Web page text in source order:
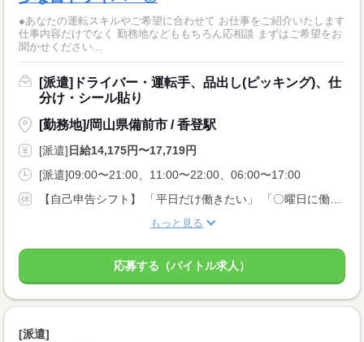
●あなたの運転スキルやご希望に合わせて お仕事をご紹介いたします
仕事内容だけでなく 勤務地などももちろん応相談 まずはご希望をお
聞かせください...
[派遣]ドライバー・運転手、品出し(ピッキング)、仕
分け・シール貼り
[勤務地]/岡山県備前市 / 香登駅
[派遣] 日給14,175円〜17,719円
[派遣]09:00〜21:00、11:00〜22:00、06:00〜17:00
【自己申告シフト】 「平日だけ働きたい」 「〇曜日に働きたい」 など、働き方は自分で選べます。 曜日・時間についてのご希望も 面談の際に教えてくださいね ※こちらは中型8t限定免許以上のお仕事の例です
もっと見る
応募する（バイトル求人）
[派遣]